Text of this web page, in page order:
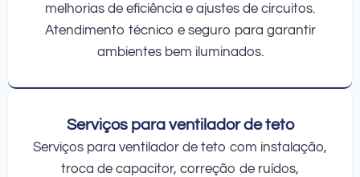
melhorias de eficiência e ajustes de circuitos.
Atendimento técnico e seguro para garantir
ambientes bem iluminados.
Serviços para ventilador de teto
Serviços para ventilador de teto com instalação,
troca de capacitor, correção de ruídos,